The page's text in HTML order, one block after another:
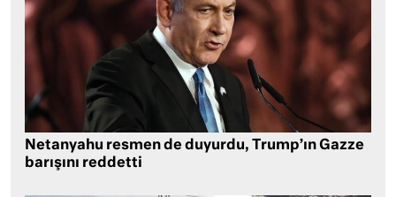
Netanyahu resmen de duyurdu, Trump’ın Gazze
barışını reddetti